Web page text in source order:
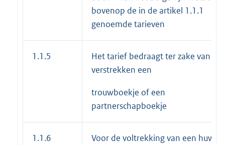
bovenop de in de artikel 1.1.1
genoemde tarieven
1.1.5
Het tarief bedraagt ter zake van het
verstrekken een
trouwboekje of een
partnerschapboekje
1.1.6
Voor de voltrekking van een